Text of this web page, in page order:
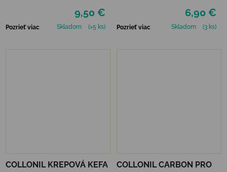
9,50 €
Pozrieť viac Skladom (>5 ks)
6,90 €
Pozrieť viac Skladom (3 ks)
COLLONIL KREPOVÁ KEFA
COLLONIL CARBON PRO